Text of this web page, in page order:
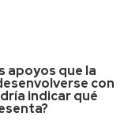
apoyos que la
con
indicar qué